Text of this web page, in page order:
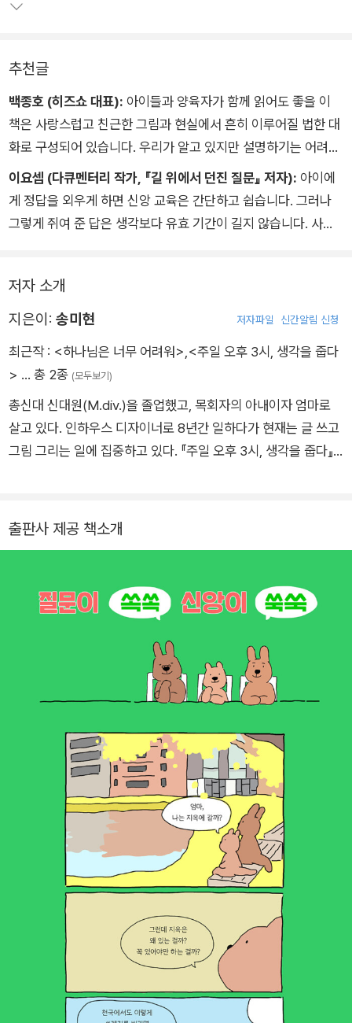
본문에 대한 이해와 신뢰도를 더했다. 세상의 모든 아이들을 누구
추천글
백종호 (히즈쇼 대표): 아이들과 양육자가 함께 읽어도 좋을 이
책은 사랑스럽고 친근한 그림과 현실에서 흔히 이루어질 법한 대
화로 구성되어 있습니다. 우리가 알고 있지만 설명하기는 어려운
진리를 아이들에게 그림과 글로 쉽고 재미있게 설명하기에 너무
유용한 이 책 『하나님은 너무 어려워』를 모든 가정에 기쁘고 반가
운 마음으로 추천합니다.
이요셉 (다큐멘터리 작가, 『길 위에서 던진 질문』 저자): 아이에
게 정답을 외우게 하면 신앙 교육은 간단하고 쉽습니다. 그러나
그렇게 쥐여 준 답은 생각보다 유효 기간이 길지 않습니다. 사람
있습니다. 고민 없는 답은 부메랑이 되어 우리의 민낯을 드러냅니
다. 그렇다면 하나님과의 관계를 어떻게 만들 수 있을까요? 답을
하는 시간이 필요합니다. 이 책은 아이와 함께하는 양육서에 머무
르지 않습니다. 개인의 구원, 좁은 정답에 갇혀 있는 우리 모두를
환경과 생태 등 더 넓은 관심으로 이끌고, 아버지의 마음으로 손
짓하는 마법의 벽장문과 같습니다.
저자 소개
지은이: 송미현 저자파일 신간알림 신청
최근작 : <하나님은 너무 어려워> <주일 오후 3시, 생각을 줍다
> … 총 2종 (모두보기)
총신대 신대원(M.div.)을 졸업했고, 목회자의 아내이자 엄마로
살고 있다. 인하우스 디자이너로 8년간 일하다가 현재는 글 쓰고
그림 그리는 일에 집중하고 있다. 『주일 오후 3시, 생각을 줍다』
toon
출판사 제공 책소개